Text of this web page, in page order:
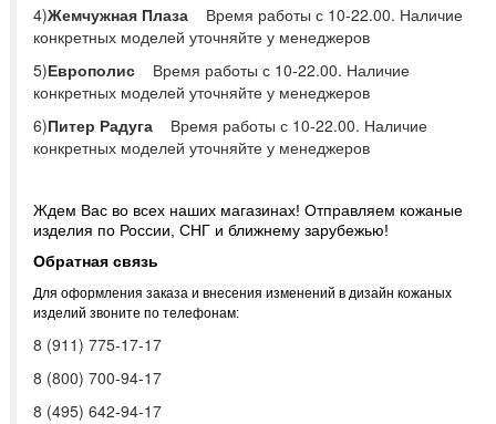
4)Жемчужная Плаза
Время работы с 10-22.00. Наличие
конкретных моделей уточняйте у менеджеров
5)Европолис
Время работы с 10-22.00. Наличие
конкретных моделей уточняйте у менеджеров
6)Питер Радуга
Время работы с 10-22.00. Наличие
конкретных моделей уточняйте у менеджеров
Ждем Вас во всех наших магазинах! Отправляем кожаные
изделия по России, СНГ и ближнему зарубежью!
Обратная связь
Для оформления заказа и внесения изменений в дизайн кожаных
изделий звоните по телефонам:
8 (911) 775-17-17
8 (800) 700-94-17
8 (495) 642-94-17